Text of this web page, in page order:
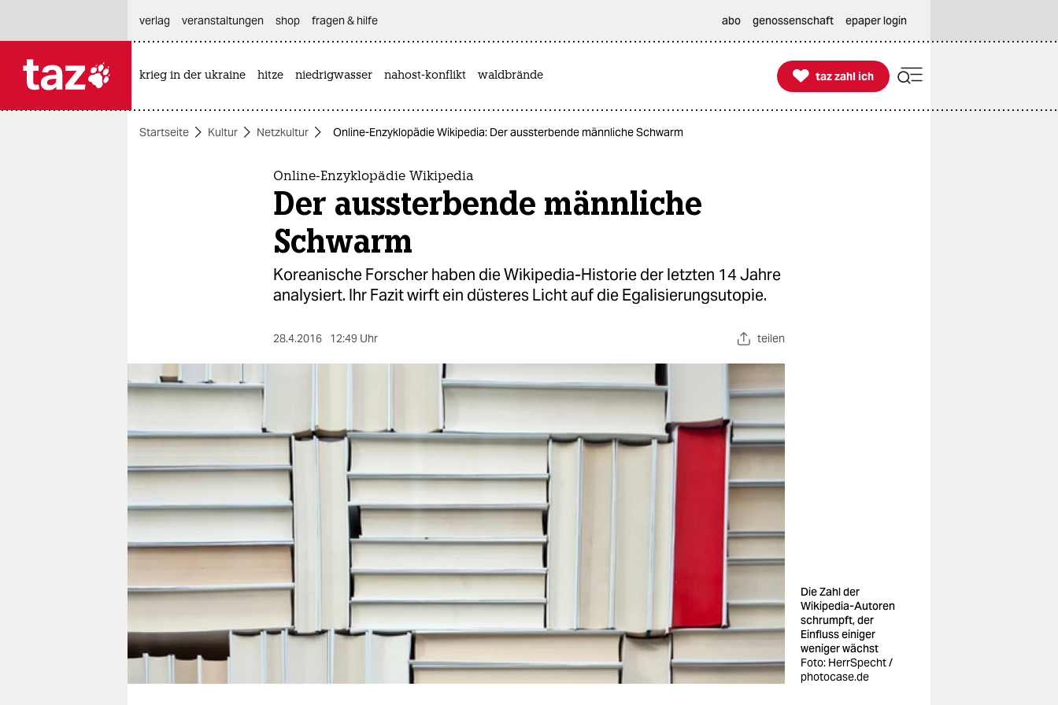
themen
nord
wahrheit
verlag
verlag
veranstaltungen
shop
fragen & hilfe
abo
verlag
veranstaltungen shop fragen & hilfe abo genossenschaft epaper login
krieg in der ukraine hitze niedrigwasser nahost-konflikt waldbrände 
taz zahl ich
taz zahl ich
Startseite Kultur Netzkultur Online-Enzyklopädie Wikipedia: Der aussterbende männliche Schwarm
Online-Enzyklopädie Wikipedia
Der aussterbende männliche
Schwarm
Koreanische Forscher haben die Wikipedia-Historie der letzten 14 Jahre
analysiert. Ihr Fazit wirft ein düsteres Licht auf die Egalisierungsutopie.
28.4.2016 12:49 Uhr teilen
Die Zahl der
Wikipedia-Autoren
schrumpft, der
Einfluss einiger
weniger wächst
Foto: HerrSpecht /
photocase.de